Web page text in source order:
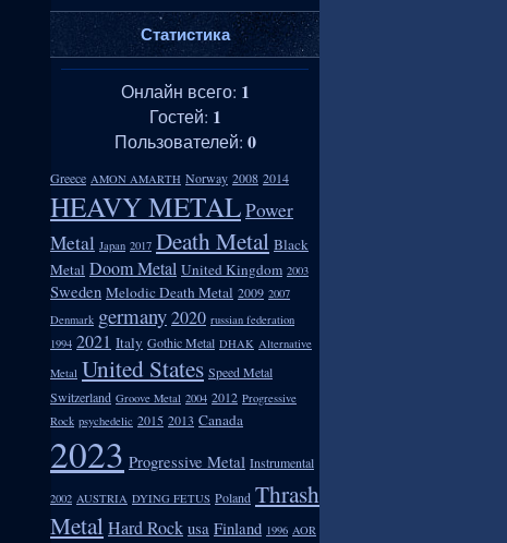
Статистика
Онлайн всего: 1
Гостей: 1
Пользователей: 0
Greece AMON AMARTH Norway 2008 2014
HEAVY METALPower
Metal Japan 2017 Death Metal Black
Metal Doom Metal United Kingdom 2003
Sweden Melodic Death Metal 2009 2007
Denmark germany2020 russian federation
1994 2021 Italy Gothic Metal DHAK Alternative
Metal United States Speed Metal
Switzerland Groove Metal 2004 2012 Progressive
Rock psychedelic 2015 2013 Canada
2023 Progressive Metal Instrumental
2002 AUSTRIA DYING FETUS Poland Thrash
MetalHard Rock usa Finland 1996 AOR